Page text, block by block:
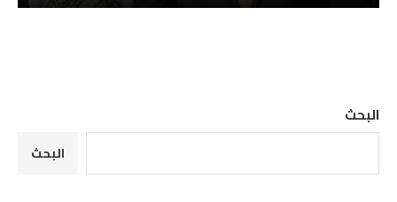
البحث
البحث